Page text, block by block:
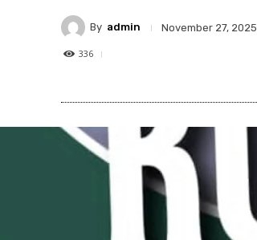
By admin November 27, 2025
336